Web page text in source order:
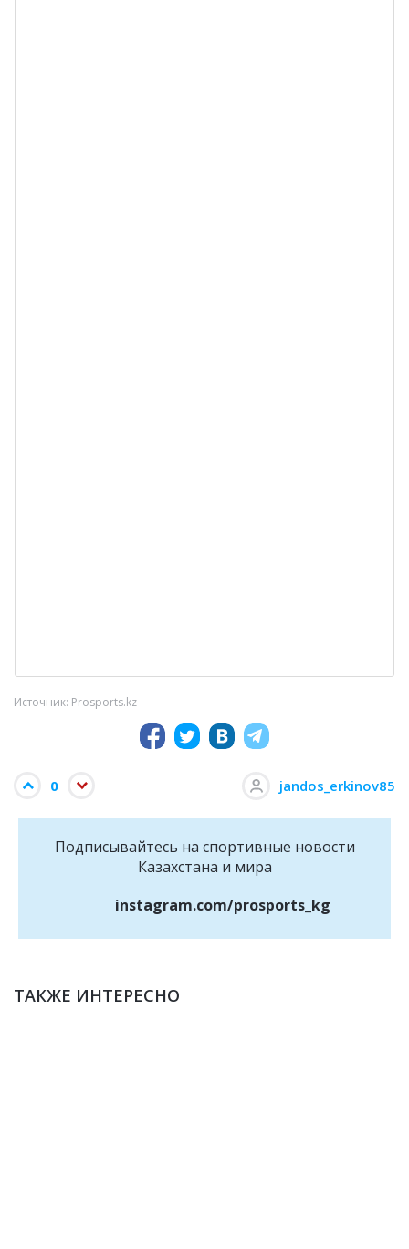
Источник: Prosports.kz
0 jandos_erkinov85
Подписывайтесь на cпортивные новости
Казахстана и мира
instagram.com/prosports_kg
ТАКЖЕ ИНТЕРЕСНО